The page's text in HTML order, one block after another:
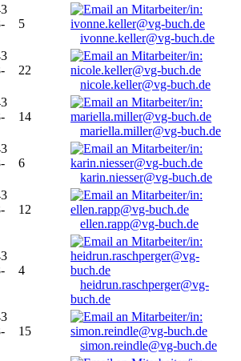
5
ivonne.keller@vg-buch.de
22
nicole.keller@vg-buch.de
14
mariella.miller@vg-buch.de
6
karin.niesser@vg-buch.de
12
ellen.rapp@vg-buch.de
4
heidrun.raschperger@vg-
buch.de
15
simon.reindle@vg-buch.de